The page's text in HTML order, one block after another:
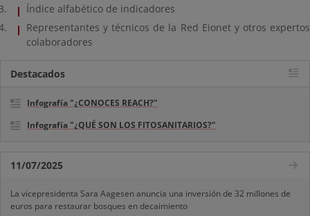
Índice alfabético de indicadores
Representantes y técnicos de la Red Eionet y otros expertos
colaboradores
Destacados
Infografía "¿CONOCES REACH?"
Infografía "¿QUÉ SON LOS FITOSANITARIOS?"
11/07/2025
La vicepresidenta Sara Aagesen anuncia una inversión de 32 millones de
euros para restaurar bosques en decaimiento